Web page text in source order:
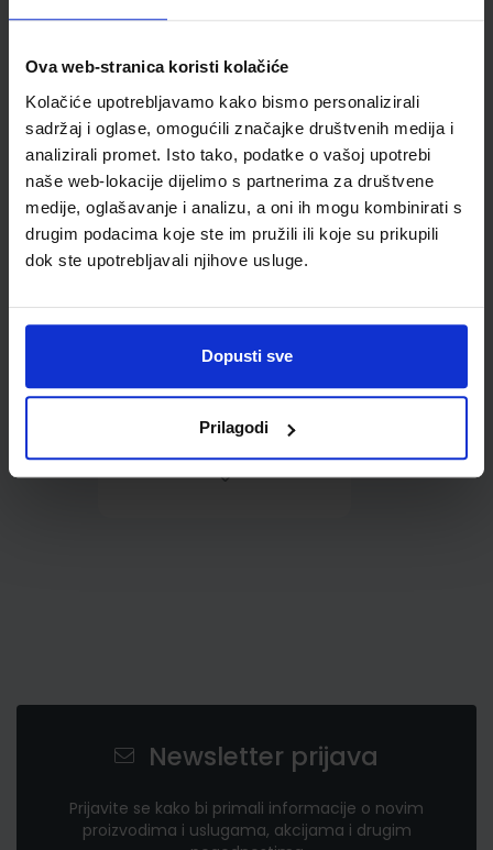
Ova web-stranica koristi kolačiće
Kolačiće upotrebljavamo kako bismo personalizirali
sadržaj i oglase, omogućili značajke društvenih medija i
analizirali promet. Isto tako, podatke o vašoj upotrebi
naše web-lokacije dijelimo s partnerima za društvene
medije, oglašavanje i analizu, a oni ih mogu kombinirati s
drugim podacima koje ste im pružili ili koje su prikupili
dok ste upotrebljavali njihove usluge.
Dopusti sve
Prilagodi
Omot PVC za školske
udžbenike; dimenzije
413x287; tip 239
0,85 €
Newsletter prijava
Prijavite se kako bi primali informacije o novim
proizvodima i uslugama, akcijama i drugim